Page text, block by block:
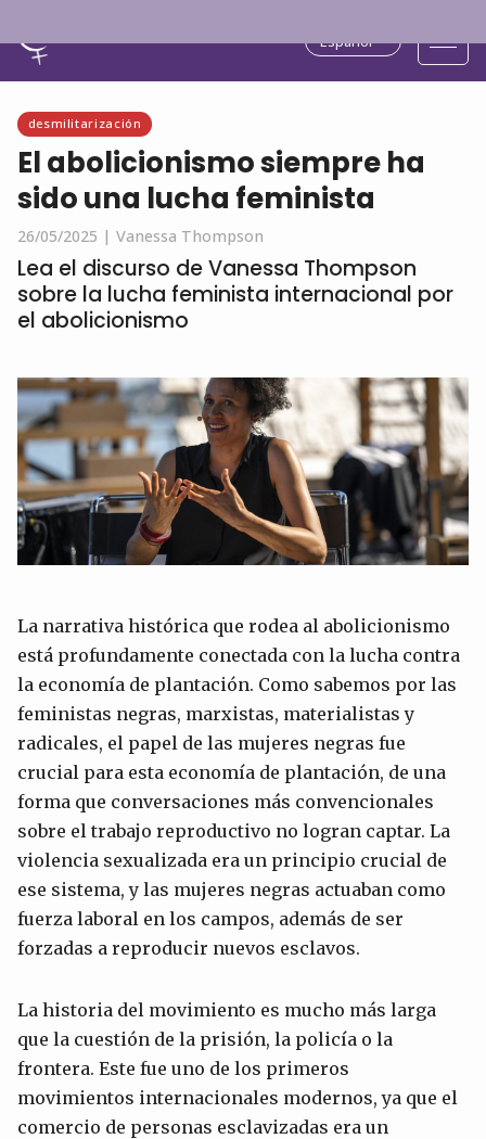
Español
desmilitarización
El abolicionismo siempre ha
sido una lucha feminista
26/05/2025 | Vanessa Thompson
Lea el discurso de Vanessa Thompson
sobre la lucha feminista internacional por
el abolicionismo
La narrativa histórica que rodea al abolicionismo
está profundamente conectada con la lucha contra
la economía de plantación. Como sabemos por las
feministas negras, marxistas, materialistas y
radicales, el papel de las mujeres negras fue
crucial para esta economía de plantación, de una
forma que conversaciones más convencionales
sobre el trabajo reproductivo no logran captar. La
violencia sexualizada era un principio crucial de
ese sistema, y ​​las mujeres negras actuaban como
fuerza laboral en los campos, además de ser
forzadas a reproducir nuevos esclavos.
La historia del movimiento es mucho más larga
que la cuestión de la prisión, la policía o la
frontera. Este fue uno de los primeros
movimientos internacionales modernos, ya que el
comercio de personas esclavizadas era un